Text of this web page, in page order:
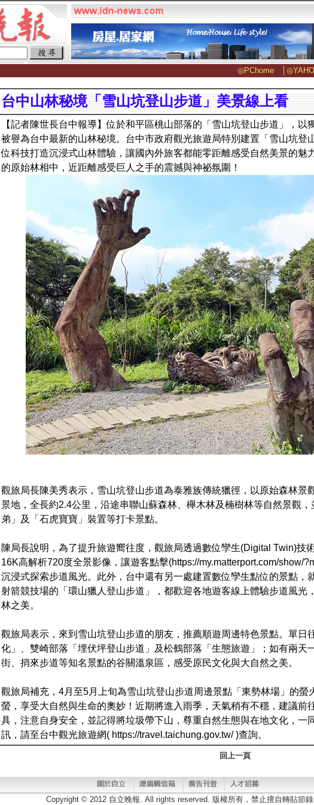
◎PChome│
台中山林秘境「雪山坑登山步道」美景線上看
【記者陳世長台中報導】位於和平區桃山部落的「雪山坑登山步道」，以
被譽為台中最新的山林秘境。台中市政府觀光旅遊局特別建置「雪山坑登
位科技打造沉浸式山林體驗，讓國內外旅客都能零距離感受自然美景的魅
的原始林相中，近距離感受巨人之手的震撼與神祕氛圍！
觀旅局長陳美秀表示，雪山坑登山步道為泰雅族傳統獵徑，以原始森林景
景地，全長約2.4公里，沿途串聯山蘇森林、櫸木林及楠樹林等自然景觀
弟」及「石虎寶寶」裝置等打卡景點。
陳局長說明，為了提升旅遊嚮往度，觀旅局透過數位孿生(Digital Twin)技
16K高解析720度全景影像，讓遊客點擊(https://my.matterport.com/show/
沉浸式探索步道風光。此外，台中還有另一處建置數位孿生點位的景點，
射箭競技場的「環山獵人登山步道」，都歡迎各地遊客線上體驗步道風光
林之美。
觀旅局表示，來到雪山坑登山步道的朋友，推薦順遊周邊特色景點。單日
化」、雙崎部落「埋伏坪登山步道」及松鶴部落「生態旅遊」；如有兩天
街、捎來步道等知名景點的谷關溫泉區，感受原民文化與大自然之美。
觀旅局補充，4月至5月上旬為雪山坑登山步道周邊景點「東勢林場」的螢
螢，享受大自然與生命的奧妙！近期將進入雨季，天氣稍有不穩，建議前
具，注意自身安全，並記得將垃圾帶下山，尊重自然生態與在地文化，一
訊，請至台中觀光旅遊網( https://travel.taichung.gov.tw/ )查詢。
回上一頁
Copyright © 2012 自立晚報. All rights reserved. 版權所有，禁止擅自轉貼節錄